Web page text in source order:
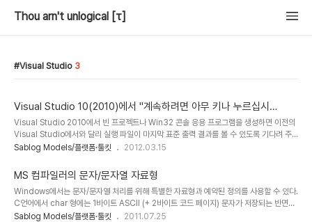
Thou arn't unlogical [τ]
Visual Studio 3
Visual Studio 10(2010)에서 "계속하려면 아무 키나 누르십시
오..."가 안 보여요!
Visual Studio 2010에서 빈 프로젝트나 Win32 콘솔 응용 프로그램을 생성하면 이전의
Visual Studio에서와 달리 실행 파일이 마지막 표준 출력 결과를 볼 수 있도록 기다려 주
지 않고 꺼진다.(단축키 Ctrl+F5) 이는 실행 파일의 출력이 지정되지 않았기 때문인데, 원
의 프론트엔드로 쓰이는 일이 잦아지기 때문인지 Visual Studio 2010부터는 출력을 콘솔
로 기본 지정하지 않고 있다. 이를 해결하려 한다면 당연히 출력을 콘솔로 지정하면 된다. 다
음 둘 중 한 방법으로 프로젝트의 출력을 콘솔로 지정할 수 있다. Visual Studio 2010에
서 프로젝트를 열고 메뉴 프로젝트> 속성> ..
Sablog Models/플랫폼·툴킷 2012.03.15
MS 컴파일러의 문자/문자열 자료형
Windows에서는 문자/문자열 처리를 위해 특별한 자료형과 예약된 정의를 사용할 수 있다.
C언어에서 char 형에는 1바이트 ASCII (+ 2바이트 코드 페이지) 문자가 저장되는 반면
wchar에는 유니코드 문자가 2바이트 기준으로 저장된다. BMP 밖은 대강대강 처리한다.
Sablog Models/플랫폼·툴킷 2011.07.25